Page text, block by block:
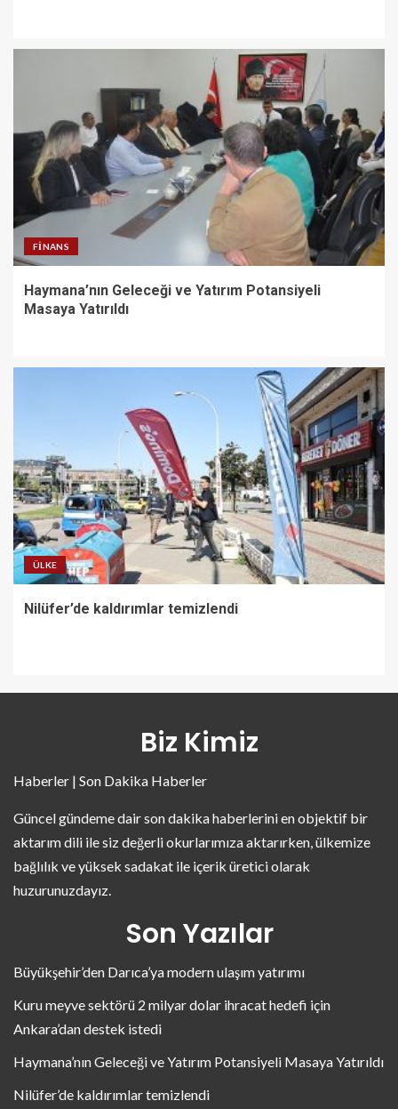
FINANS
Haymana’nın Geleceği ve Yatırım Potansiyeli
Masaya Yatırıldı
ÜLKE
Nilüfer’de kaldırımlar temizlendi
Biz Kimiz
Haberler | Son Dakika Haberler
Güncel gündeme dair son dakika haberlerini en objektif bir
aktarım dili ile siz değerli okurlarımıza aktarırken, ülkemize
bağlılık ve yüksek sadakat ile içerik üretici olarak
huzurunuzdayız.
Son Yazılar
Büyükşehir’den Darıca’ya modern ulaşım yatırımı
Kuru meyve sektörü 2 milyar dolar ihracat hedefi için
Ankara’dan destek istedi
Haymana’nın Geleceği ve Yatırım Potansiyeli Masaya Yatırıldı
Nilüfer’de kaldırımlar temizlendi